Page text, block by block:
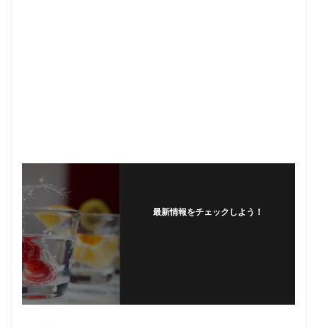
最新情報をチェックしよう！